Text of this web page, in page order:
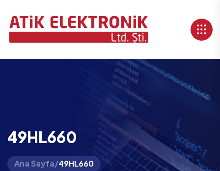
49HL660
Ana Sayfa/49HL660